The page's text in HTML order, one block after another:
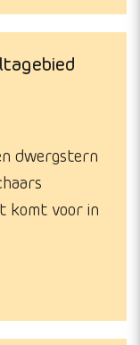
dwergstern
komt voor in